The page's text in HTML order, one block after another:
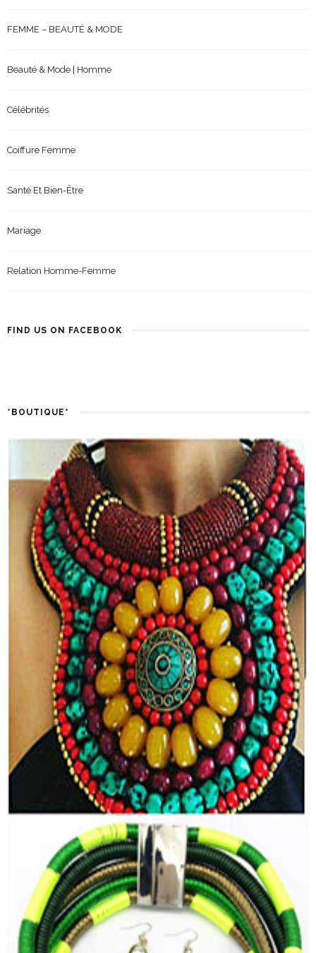
FEMME – BEAUTÉ & MODE
Beauté & Mode | Homme
Célébrités
Coiffure Femme
Santé Et Bien-Être
Mariage
Relation Homme-Femme
FIND US ON FACEBOOK
*BOUTIQUE*